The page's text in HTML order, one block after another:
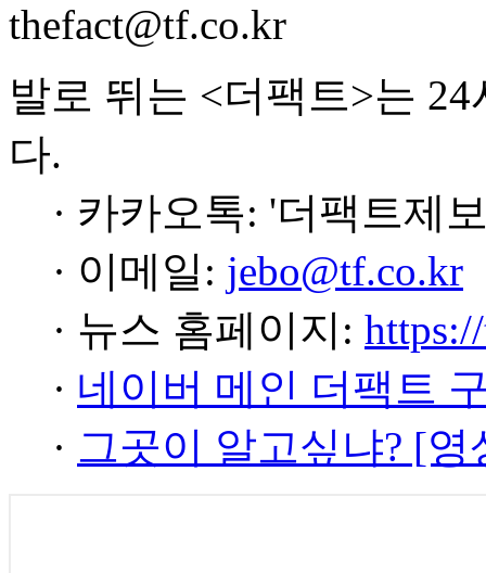
thefact@tf.co.kr
발로 뛰는 <더팩트>는
다.
· 카카오톡: '더팩트제
· 이메일: jebo@tf.co.kr
· 뉴스 홈페이지:
· 네이버 메인 더팩트
· 그곳이 알고싶냐? [